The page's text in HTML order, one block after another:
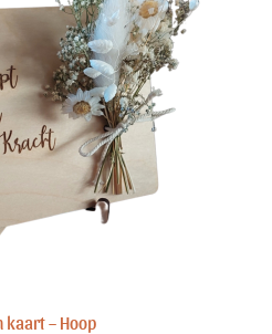
kaart – Hoop